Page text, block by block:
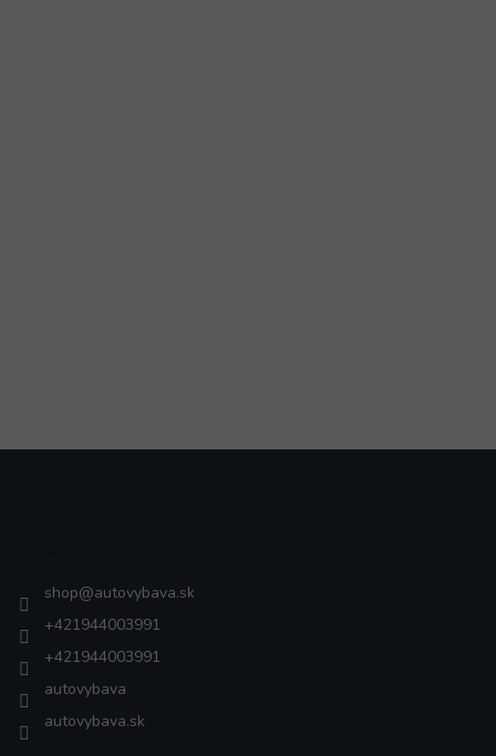
shop@autovybava.sk
+421944003991
+421944003991
autovybava
autovybava.sk